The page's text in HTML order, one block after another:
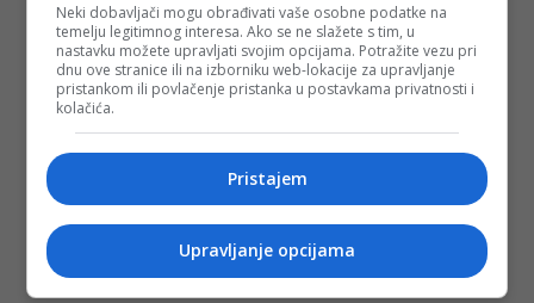
Neki dobavljači mogu obrađivati vaše osobne podatke na
temelju legitimnog interesa. Ako se ne slažete s tim, u
nastavku možete upravljati svojim opcijama. Potražite vezu pri
dnu ove stranice ili na izborniku web-lokacije za upravljanje
pristankom ili povlačenje pristanka u postavkama privatnosti i
kolačića.
Pristajem
Upravljanje opcijama